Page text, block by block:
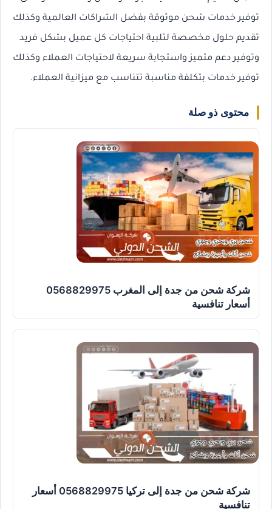
توفير خدمات شحن موثوقة بفضل الشراكات العالمية وكذلك
تقديم حلول مخصصة لتلبية احتياجات كل عميل بشكل فريد
وتوفير دعم متميز واستجابة سريعة لاحتياجات العملاء وكذلك
توفير خدمات بتكلفة مناسبة تتناسب مع ميزانية العملاء.
محتوى ذو صلة
شركة شحن من جدة إلى المغرب 0568829975
أسعار تنافسية
شركة شحن من جدة إلى تركيا 0568829975 أسعار
تنافسية